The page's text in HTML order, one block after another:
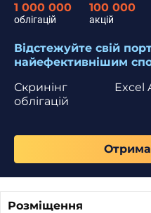
1 000 000
облігацій
100 000
акцій
Відстежуйте свій
найефективнішим
Скринінг
облігацій
Excel
Розміщення